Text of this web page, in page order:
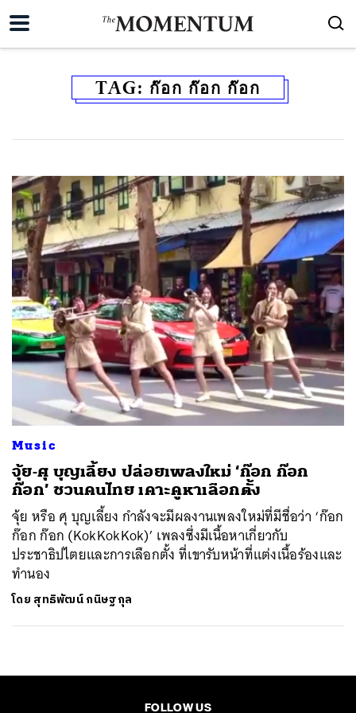
TAG: ก๊อก ก๊อก ก๊อก
Music
จุ้ย-ศุ บุญเลี้ยง ปล่อยเพลงใหม่ ‘ก๊อก ก๊อก
ก๊อก’ ชวนคนไทย เคาะคูหาเลือกตั้ง
จุ้ย หรือ ศุ บุญเลี้ยง กำลังจะมีผลงานเพลงใหม่ที่มีชื่อว่า ‘ก๊อก
ก๊อก ก๊อก (KokKokKok)’ เพลงซึ่งมีเนื้อหาเกี่ยวกับ
ประชาธิปไตยและการเลือกตั้ง ที่เขารับหน้าที่แต่งเนื้อร้องและ
ทำนอง
โดย สุทธิพัฒน์ กนิษฐกุล
FOLLOW US
SHARE TWEET LINE